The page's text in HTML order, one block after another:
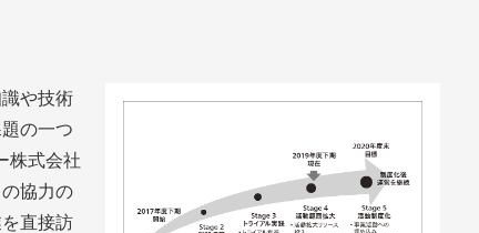
や技術
の一つ
株式会社
協力の
直接訪